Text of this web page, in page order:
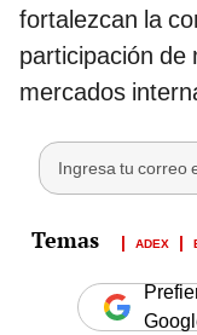
fortalezcan la
participación de
mercados
ADEX